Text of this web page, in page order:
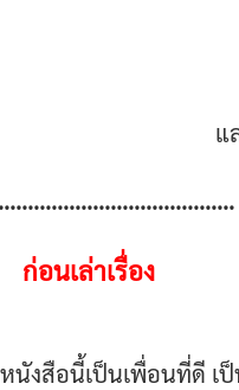
แ
ก่อนเล่าเรื่อง
งสือนี้เป็นเพื่อนที่ดี เ